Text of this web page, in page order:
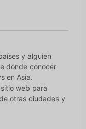
y alguien
dónde conocer
en Asia.
web para
otras ciudades y